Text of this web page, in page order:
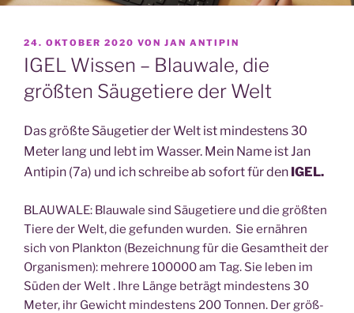
VERÖFFENTLICHT
AM
24. OKTOBER 2020 VON JAN ANTIPIN
IGEL Wissen – Blauwale, die
größten Säugetiere der Welt
Das größ­te Säu­ge­tier der Welt ist min­des­tens 30
Meter lang und lebt im Was­ser. Mein Name ist Jan
Anti­pin (7a) und ich schrei­be ab sofort für den IGEL.
BLAUWALE: Blau­wa­le sind Säu­ge­tie­re und die größ­ten
Tie­re der Welt, die gefun­den wur­den. Sie ernäh­ren
sich von Plank­ton (Bezeich­nung für die Gesamt­heit der
Orga­nis­men): meh­re­re 100000 am Tag. Sie leben im
Süden der Welt . Ihre Län­ge beträgt min­des­tens 30
Meter, ihr Gewicht min­des­tens 200 Ton­nen. Der größ­